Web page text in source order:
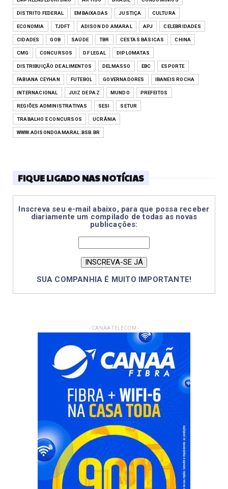
DISTRITO FEDERAL EMBAIXADAS JUSTIÇA CULTURA
ECONOMIA TJDFT ADISON DO AMARAL APJ CELEBRIDADES
CIDADES GOB SAÚDE TBR CESTAS BÁSICAS CHINA
CMG CONCURSOS DF LEGAL DIPLOMATAS
DISTRIBUIÇÃO DE ALIMENTOS DELMASSO EBC ESPORTE
FABIANA CEYHAN FUTEBOL GOVERNADORES IBANEIS ROCHA
INTERNACIONAL JUIZ DE PAZ MUNDO PREFEITOS
REGIÕES ADMINISTRATIVAS SESI SETUR
TRABALHO E CONCURSOS UCRÂNIA
WWW.ADISONDOAMARAL.BSB.BR
FIQUE LIGADO NAS NOTÍCIAS
Inscreva seu e-mail abaixo, para que possa receber
diariamente um compilado de todas as novas
publicações:
SUA COMPANHIA É MUITO IMPORTANTE!
- CANAA TELECOM -